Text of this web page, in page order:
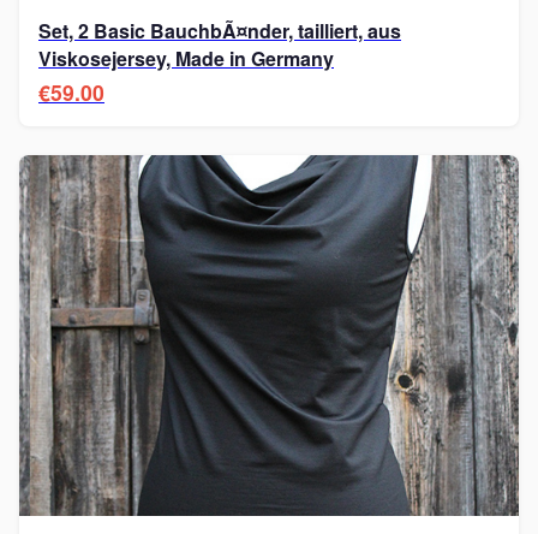
Set, 2 Basic BauchbÃ¤nder, tailliert, aus
Viskosejersey, Made in Germany
€59.00